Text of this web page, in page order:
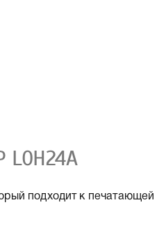
L0H24A
подходит к печатающей